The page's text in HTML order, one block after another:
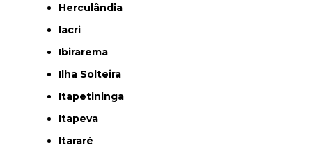
Herculândia
Iacri
Ibirarema
Ilha Solteira
Itapetininga
Itapeva
Itararé